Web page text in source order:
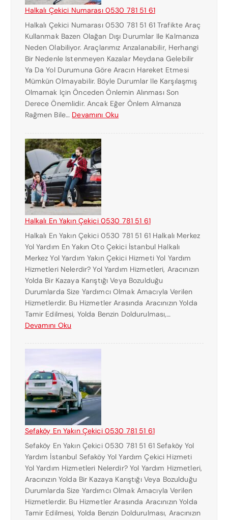
P
R
E
S
Ç
E
K
I
C
I
K
R
T
A
R
I
C
I
Halkalı Çekici Numarası 0530 781 51 61
Halkalı Çekici Numarası 0530 781 51 61 Trafikte Araç
Kullanmak Bazen Olağan Dışı Durumlar Ile Kalmanıza
Neden Olabiliyor. Araçlarımız Arızalanabilir, Herhangi
Bir Nedenle Istenmeyen Kazalar Meydana Gelebilir
Ya Da Yol Durumuna Göre Aracın Hareket Etmesi
Mümkün Olmayabilir. Böyle Durumlar Ile Karşılaşmış
Olmamak Için Önceden Önlemin Alınması Son
Derece Önemlidir. Ancak Eğer Önlem Almanıza
Rağmen Bile… Devamını Oku:
K
I
C
I
N
U
M
A
R
1
1
6
1
Halkalı En Yakın Çekici 0530 781 51 61
Halkalı En Yakın Çekici 0530 781 51 61 Halkalı Merkez
Yol Yardım En Yakın Oto Çekici İstanbul Halkalı
Merkez Yol Yardım Yakın Çekici Hizmeti Yol Yardım
Hizmetleri Nelerdir? Yol Yardım Hizmetleri, Aracınızın
Yolda Bir Kazaya Karıştığı Veya Bozulduğu
Durumlarda Size Yardımcı Olmak Amacıyla Verilen
Hizmetlerdir. Bu Hizmetler Arasında Aracınızın Yolda
Tamir Edilmesi, Yolda Benzin Doldurulması,…
Devamını Oku:
A
L
I
E
N
Y
A
K
I
N
Ç
E
K
Sefaköy En Yakın Çekici 0530 781 51 61
Sefaköy En Yakın Çekici 0530 781 51 61 Sefaköy Yol
Yardım İstanbul Sefaköy Yol Yardım Çekici Hizmeti
Yol Yardım Hizmetleri Nelerdir? Yol Yardım Hizmetleri,
Aracınızın Yolda Bir Kazaya Karıştığı Veya Bozulduğu
Durumlarda Size Yardımcı Olmak Amacıyla Verilen
Hizmetlerdir. Bu Hizmetler Arasında Aracınızın Yolda
Tamir Edilmesi, Yolda Benzin Doldurulması, Aracınızın